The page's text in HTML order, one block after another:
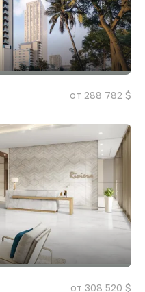
от 288 782 $
от 308 520 $